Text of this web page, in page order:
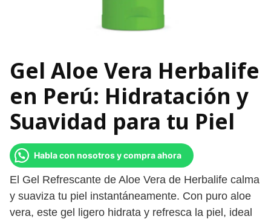
Gel Aloe Vera Herbalife
en Perú: Hidratación y
Suavidad para tu Piel
Habla con nosotros y compra ahora
El Gel Refrescante de Aloe Vera de Herbalife calma
y suaviza tu piel instantáneamente. Con puro aloe
vera, este gel ligero hidrata y refresca la piel, ideal